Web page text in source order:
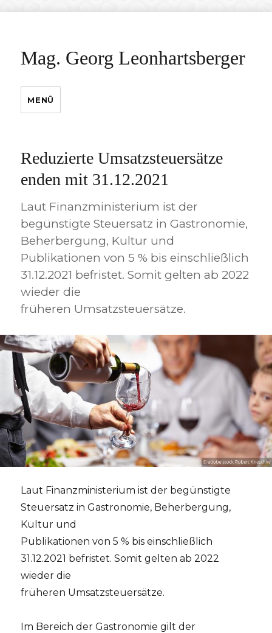
Mag. Georg Leonhartsberger
MENÜ
Reduzierte Umsatzsteuersätze
enden mit 31.12.2021
Laut Finanzministerium ist der
begünstigte Steuersatz in Gastronomie,
Beherbergung, Kultur und
Publikationen von 5 % bis einschließlich
31.12.2021 befristet. Somit gelten ab 2022
wieder die
früheren Umsatzsteuersätze.
Laut Finanzministerium ist der begünstigte
Steuersatz in Gastronomie, Beherbergung,
Kultur und
Publikationen von 5 % bis einschließlich
31.12.2021 befristet. Somit gelten ab 2022
wieder die
früheren Umsatzsteuersätze.
Im Bereich der Gastronomie gilt der